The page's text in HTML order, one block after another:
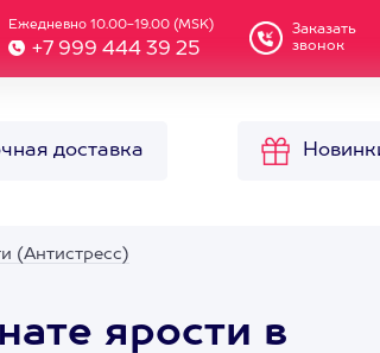
Ежедневно 10.00-19.00 (MSK)
+7 999 444 39 25
Заказать
звонок
доставка
(Антистресс)
ярости в